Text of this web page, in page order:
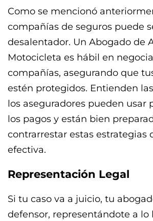
Como se mencionó
compañías de seguros puede
desalentador. Un Abogado de
Motocicleta es hábil en
compañías, asegurando que
estén protegidos. Entienden
los aseguradores pueden usar
los pagos y están bien
contrarrestar estas estrategias
efectiva.
Representación Legal
Si tu caso va a juicio, tu
defensor, representándote a lo